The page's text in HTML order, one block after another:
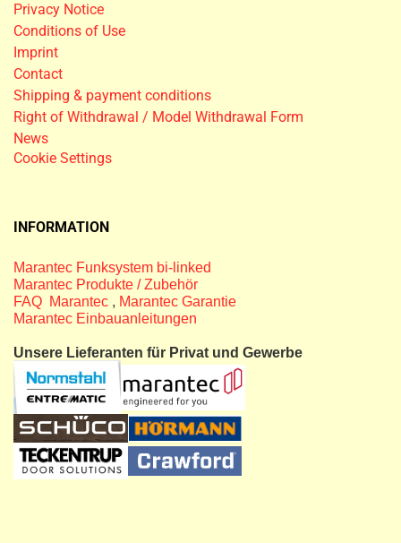
Privacy Notice
Conditions of Use
Imprint
Contact
Shipping & payment conditions
Right of Withdrawal / Model Withdrawal Form
News
Cookie Settings
INFORMATION
Marantec Funksystem bi-linked
Marantec Produkte / Zubehör
FAQ Marantec , Marantec Garantie
Marantec Einbauanleitungen
Unsere Lieferanten für Privat und Gewerbe